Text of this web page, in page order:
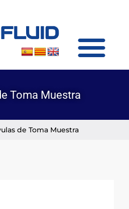
Toma Muestra
de Toma Muestra